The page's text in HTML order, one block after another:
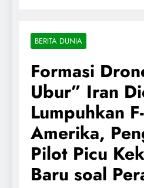
BERITA DUNIA
Formasi
Ubur” Iran
Lumpuhkan
Amerika,
Pilot Picu
Baru soal